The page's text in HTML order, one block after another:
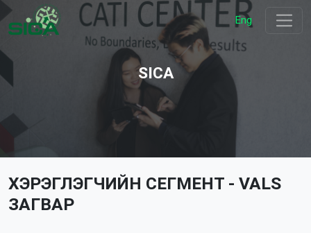
Eng
SICA
ХЭРЭГЛЭГЧИЙН СЕГМЕНТ - VALS
ЗАГВАР